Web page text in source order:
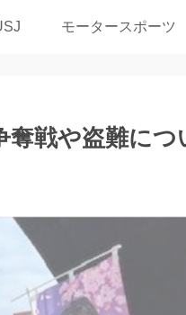
モータースポーツ
奪戦や盗難につ